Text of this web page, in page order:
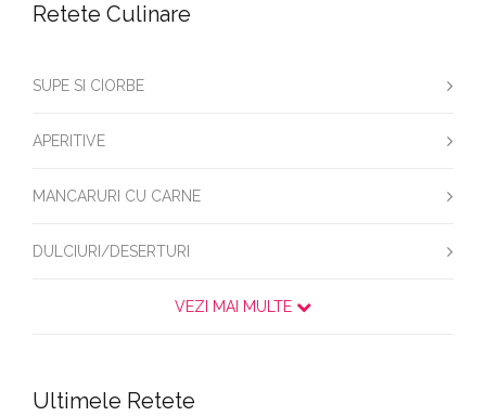
Retete Culinare
SUPE SI CIORBE
APERITIVE
MANCARURI CU CARNE
DULCIURI/DESERTURI
VEZI MAI MULTE
Ultimele Retete